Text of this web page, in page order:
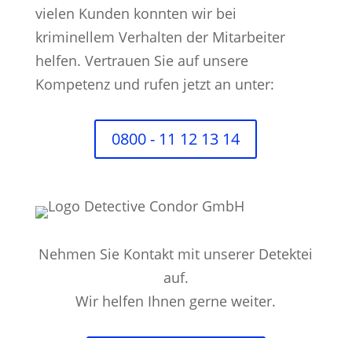
vielen Kunden konnten wir bei
kriminellem Verhalten der Mitarbeiter
helfen. Vertrauen Sie auf unsere
Kompetenz und rufen jetzt an unter:
0800 - 11 12 13 14
Nehmen Sie Kontakt mit unserer Detektei
auf.
Wir helfen Ihnen gerne weiter.